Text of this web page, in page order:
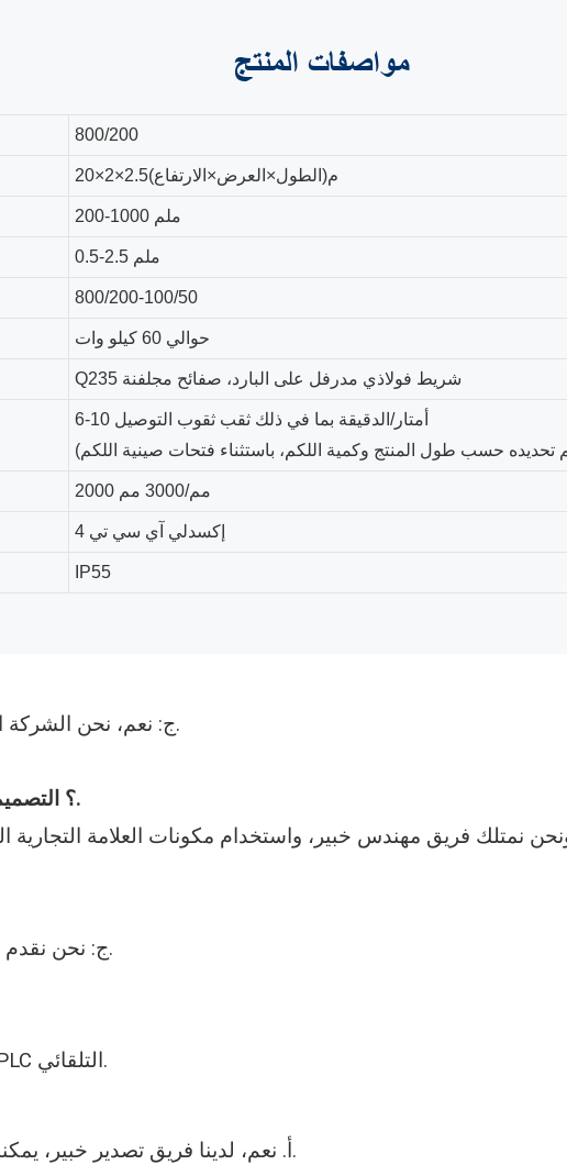
مواصفات المنتج
800/200
20×2×2.5(الطول×العرض×الارتفاع)م
200-1000 ملم
0.5-2.5 ملم
800/200-100/50
حوالي 60 كيلو وات
Q235 شريط فولاذي مدرفل على البارد، صفائح مجلفنة
6-10 أمتار/الدقيقة بما في ذلك ثقب ثقوب التوصيل
2000 مم/3000 مم
إكسدلي آي سي تي 4
IP55
ج: نعم، نحن الشركة المصنعة لآلة تشكيل اللفة الباردة لأكثر من 28 عامًا.
س: هل يمكنك قبول OEM؟ التصميم والتصنيع وفقًا لصورتنا.
ج: نحن نقدم ضمان لمدة عامين ونقدم الدعم الفني مدى الحياة.
ج: عامل واحد يكفي، وتستخدم الآلة نظام التحكم PLC التلقائي.
أ. نعم، لدينا فريق تصدير خبير، يمكننا ترتيب لك إلى ميناء الوجهة أو العنوان الخاص بك.